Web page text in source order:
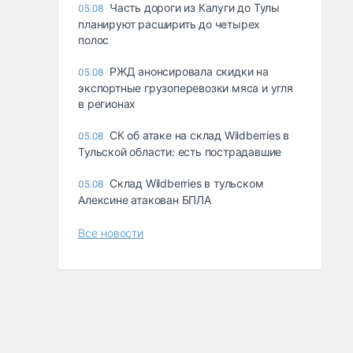
05.08 Часть дороги из Калуги до Тулы
планируют расширить до четырех
полос
05.08 РЖД анонсировала скидки на
экспортные грузоперевозки мяса и угля
в регионах
05.08 СК об атаке на склад Wildberries в
Тульской области: есть пострадавшие
05.08 Склад Wildberries в тульском
Алексине атакован БПЛА
Все новости